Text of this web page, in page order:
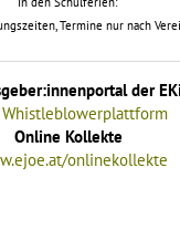
In den Schulferien:
Termine nur nach
der
Online Kollekte
onlinekollekte